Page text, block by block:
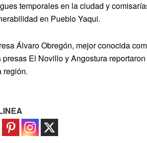
temporales en la ciudad y
en Pueblo Yaqui.
Álvaro Obregón, mejor conocida
presas El Novillo y Angostura
región.